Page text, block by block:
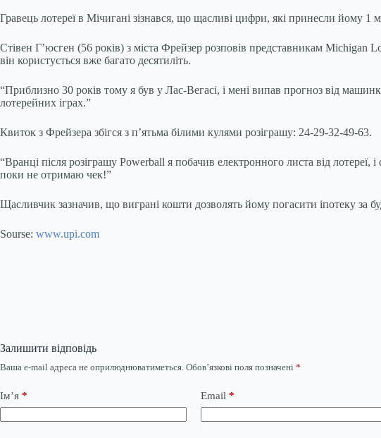
Гравець лотереї в Мічигані зізнався, що щасливі цифри, які принесли йому
Стівен Г’юсген (56 років) з міста Фрейзер розповів представникам Michigan
він користується вже багато десятиліть.
“Приблизно 30 років тому я був у Лас-Вегасі, і мені випав прогноз від
лотерейних іграх.”
Квиток з Фрейзера збігся з п’ятьма білими кулями розіграшу: 24-29-32-49-63.
“Вранці після розіграшу Powerball я побачив електронного листа від
поки не отримаю чек!”
Щасливчик зазначив, що виграні кошти дозволять йому погасити іпотеку за
Sourse: www.upi.com
Залишити відповідь
Ваша e-mail адреса не оприлюднюватиметься. Обов’язкові поля позначені *
Ім’я * Email *